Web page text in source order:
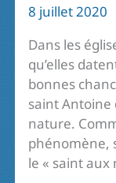
8 juillet 2020
Dans les
qu’elles
bonnes
saint Antoine
nature.
phénomène,
le « saint aux